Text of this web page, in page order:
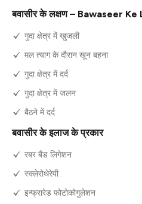
बवासीर के लक्षण – Bawaseer Ke
गुदा क्षेत्र में खुजली
मल त्याग के दौरान खून बहना
गुदा क्षेत्र में दर्द
गुदा क्षेत्र में जलन
बैठने में दर्द
बवासीर के इलाज के प्रकार
रबर बैंड लिगेशन
स्क्लेरोथेरेपी
इन्फ्रारेड फोटोकोगुलेशन